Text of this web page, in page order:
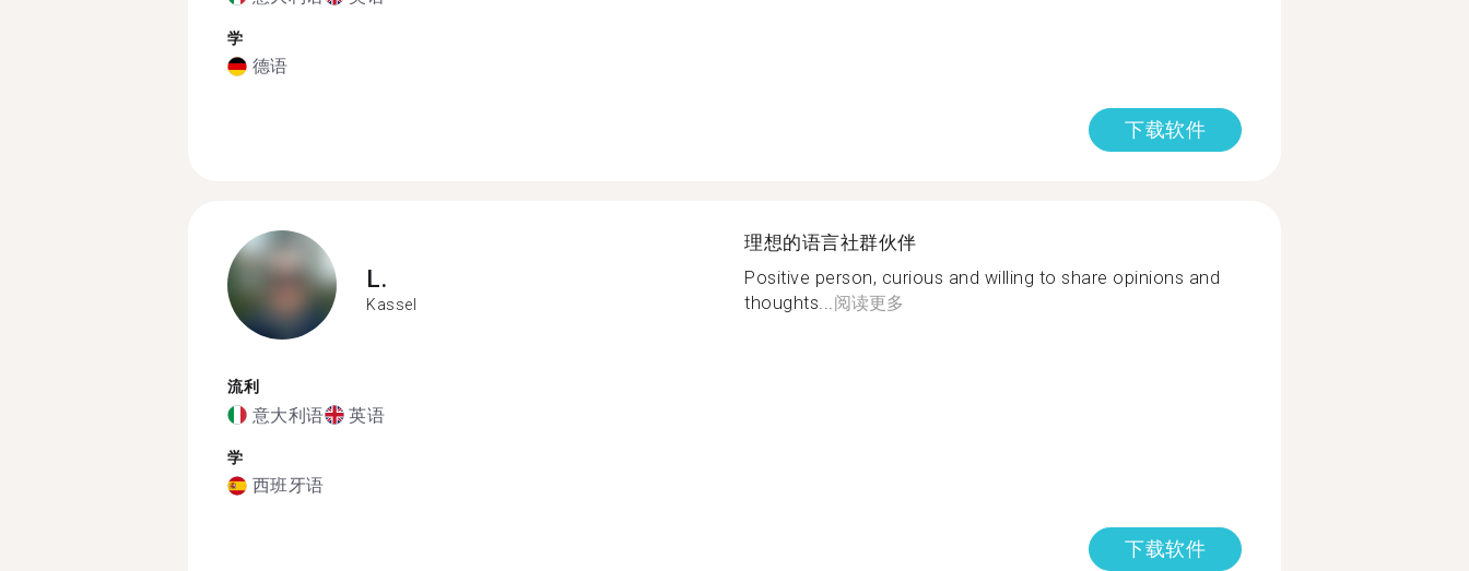
学
德语
下载软件
L.
Kassel
流利
意大利语 英语
学
西班牙语
理想的语言社群伙伴
Positive person, curious and willing to share opinions and
thoughts...阅读更多
下载软件